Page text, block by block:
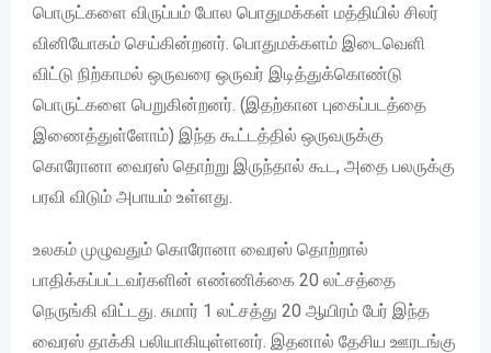
பொருட்களை விருப்பம் போல பொதுமக்கள் மத்தியில் சிலர்
வினியோகம் செய்கின்றனர். பொதுமக்களம் இடைவெளி
விட்டு நிற்காமல் ஒருவரை ஒருவர் இடித்துக்கொண்டு
பொருட்களை பெறுகின்றனர். (இதற்கான புகைப்படத்தை
இணைத்துள்ளோம்) இந்த கூட்டத்தில் ஒருவருக்கு
கொரோனா வைரஸ் தொற்று இருந்தால் கூட, அதை பலருக்கு
பரவி விடும் அபாயம் உள்ளது.
உலகம் முழுவதும் கொரோனா வைரஸ் தொற்றால்
பாதிக்கப்பட்டவர்களின் எண்ணிக்கை 20 லட்சத்தை
நெருங்கி விட்டது. சுமார் 1 லட்சத்து 20 ஆயிரம் பேர் இந்த
வைரஸ் தாக்கி பலியாகியுள்ளனர். இதனால் தேசிய ஊரடங்கு